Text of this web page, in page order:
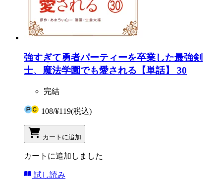
強すぎて勇者パーティーを卒業した最強剣
士、魔法学園でも愛される【単話】 30
完結
108/¥119(税込)
カートに追加
カートに追加しました
試し読み